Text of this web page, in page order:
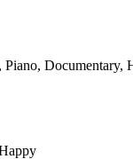
Piano, Documentary,